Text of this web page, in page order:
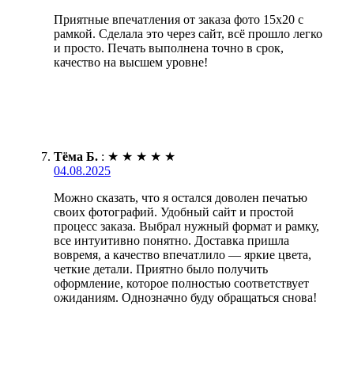
Приятные впечатления от заказа фото 15х20 с
рамкой. Сделала это через сайт, всё прошло легко
и просто. Печать выполнена точно в срок,
качество на высшем уровне!
Тёма Б. : ★ ★ ★ ★ ★
04.08.2025
Можно сказать, что я остался доволен печатью
своих фотографий. Удобный сайт и простой
процесс заказа. Выбрал нужный формат и рамку,
все интуитивно понятно. Доставка пришла
вовремя, а качество впечатлило — яркие цвета,
четкие детали. Приятно было получить
оформление, которое полностью соответствует
ожиданиям. Однозначно буду обращаться снова!